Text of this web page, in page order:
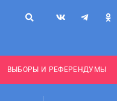
ВЫБОРЫ И РЕФЕРЕНДУМЫ